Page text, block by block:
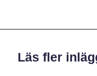
Läs fler